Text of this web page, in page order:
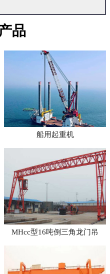
品
船用起重机
MHcc型16吨倒三角龙门吊